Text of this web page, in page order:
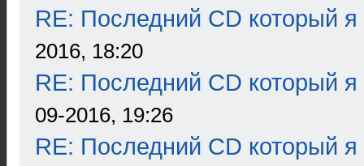
RE: Последний CD который я
2016, 18:20
RE: Последний CD который я
09-2016, 19:26
RE: Последний CD который я